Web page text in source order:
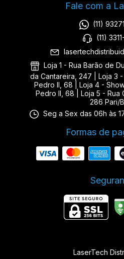
Fale com a
(11)
(11)
Loja 1 - Rua Barão de
da Cantareira, 247 | Loja 3
Pedro II, 68 | Loja 4 -
Pedro II, 68 | Loja 5 - Rua
286 Pari/
Seg a Sex das 06h às
Formas de
LaserTech